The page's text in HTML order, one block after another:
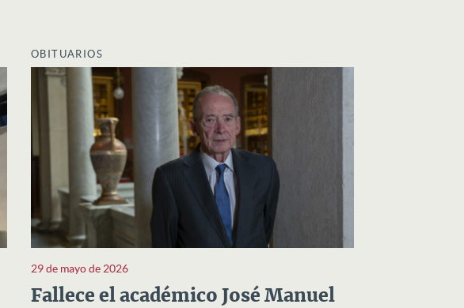
OBITUARIOS
29 de mayo de 2026
Fallece el académico José Manuel